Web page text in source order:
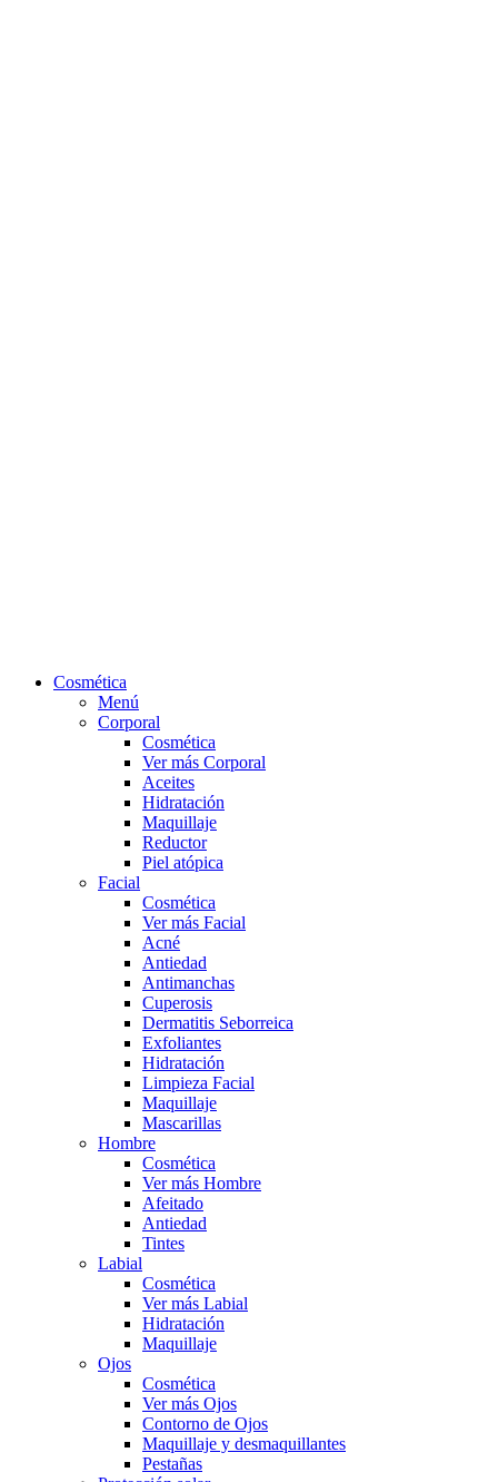
Cosmética
Menú
Corporal
Cosmética
Ver más Corporal
Aceites
Hidratación
Maquillaje
Reductor
Piel atópica
Facial
Cosmética
Ver más Facial
Acné
Antiedad
Antimanchas
Cuperosis
Dermatitis Seborreica
Exfoliantes
Hidratación
Limpieza Facial
Maquillaje
Mascarillas
Hombre
Cosmética
Ver más Hombre
Afeitado
Antiedad
Tintes
Labial
Cosmética
Ver más Labial
Hidratación
Maquillaje
Ojos
Cosmética
Ver más Ojos
Contorno de Ojos
Maquillaje y desmaquillantes
Pestañas